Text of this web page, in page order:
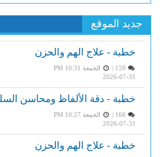
جديد الموقع
خطبة - علاج الهم والحزن
الجمعة PM 10:31
2026-07-31
خطبة - دقة الألفاظ ومحاسن
الجمعة PM 10:27
2026-07-31
خطبة - علاج الهم والحزن